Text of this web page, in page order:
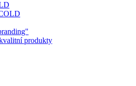
produkty